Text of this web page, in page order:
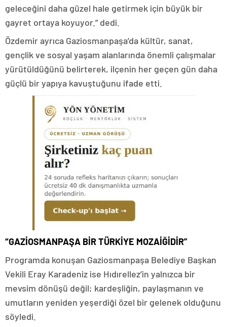
geleceğini daha güzel hale getirmek için büyük bir
gayret ortaya koyuyor.” dedi.
Özdemir ayrıca Gaziosmanpaşa’da kültür, sanat,
gençlik ve sosyal yaşam alanlarında önemli çalışmalar
yürütüldüğünü belirterek, ilçenin her geçen gün daha
güçlü bir yapıya kavuştuğunu ifade etti.
“GAZİOSMANPAŞA BİR TÜRKİYE MOZAİĞİDİR”
Programda konuşan Gaziosmanpaşa Belediye Başkan
Vekili Eray Karadeniz ise Hıdırellez’in yalnızca bir
mevsim dönüşü değil; kardeşliğin, paylaşmanın ve
umutların yeniden yeşerdiği özel bir gelenek olduğunu
söyledi.